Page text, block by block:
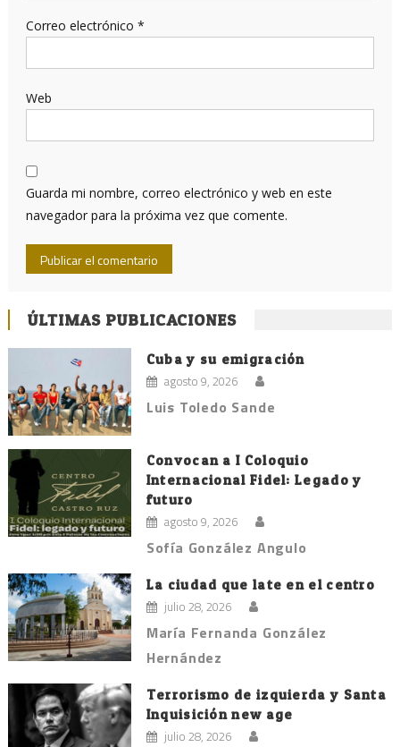
Correo electrónico *
Web
Guarda mi nombre, correo electrónico y web en este
navegador para la próxima vez que comente.
ÚLTIMAS PUBLICACIONES
Cuba y su emigración
agosto 9, 2026
Luis Toledo Sande
Convocan a I Coloquio
Internacional Fidel: Legado y
futuro
agosto 9, 2026
Sofía González Angulo
La ciudad que late en el centro
julio 28, 2026
María Fernanda González
Hernández
Terrorismo de izquierda y Santa
Inquisición new age
julio 28, 2026